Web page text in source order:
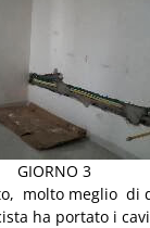
GIORNO 3
molto meglio di
ha portato i